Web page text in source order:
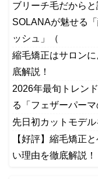
ブリーチ毛だから
SOLANAが魅せる
ッシュ」（
縮毛矯正はサロン
底解説！
2026年最旬トレン
る「フェザーパー
先日初カットモデ
【好評】縮毛矯正
い理由を徹底解説！